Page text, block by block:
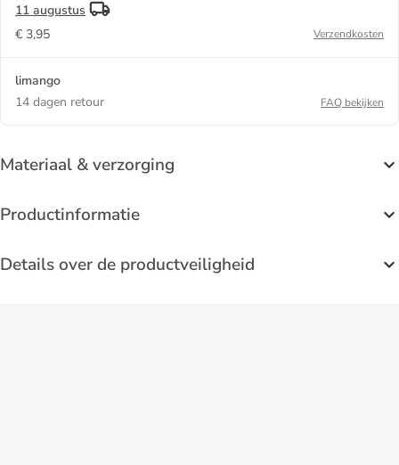
11 augustus
€ 3,95
Verzendkosten
limango
14 dagen retour
FAQ bekijken
Materiaal & verzorging
Productinformatie
Details over de productveiligheid